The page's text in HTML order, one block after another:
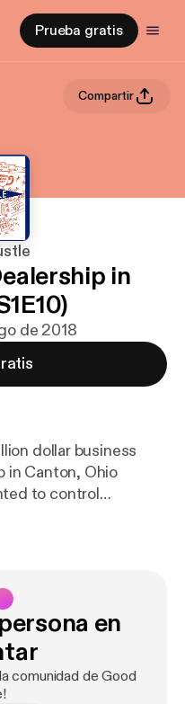
Prueba gratis
Compartir
in
de 2018
dollar business
in Canton, Ohio
to control
of early football the
Professional
goodhustle --- Support this podcast:
[https://anchor.f
en
comunidad de Good